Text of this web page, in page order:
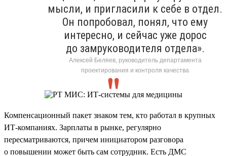
мысли, и пригласили к себе в отдел.
Он попробовал, понял, что ему
интересно, и сейчас уже дорос
до замруководителя отдела».
Алексей Беляев, руководитель департамента
проектирования и контроля качества
Компенсационный пакет знаком тем, кто работал в крупных
ИТ-компаниях. Зарплаты в рынке, регулярно
пересматриваются, причем инициатором разговора
о повышении может быть сам сотрудник. Есть ДМС